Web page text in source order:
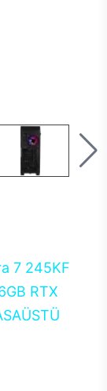
7 245KF
RTX